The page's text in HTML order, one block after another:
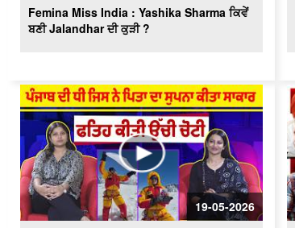
Femina Miss India : Yashika Sharma ਕਿਵੇਂ
ਬਣੀ Jalandhar ਦੀ ਕੁੜੀ ?
19-05-2026